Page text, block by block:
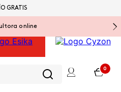
online
0
GRATIS